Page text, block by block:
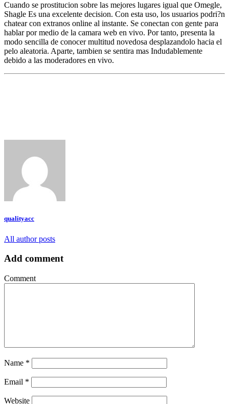
Cuando se prostitucion sobre las mejores lugares igual que Omegle,
Shagle Es una excelente decision. Con esta uso, los usuarios podri?n
chatear con extranos online al instante. Se conectan con gente para
hablar por medio de la camara web en vivo. Por tanto, presenta la
modo sencilla de conocer multitud novedosa desplazandolo hacia el
pelo aleatoria. Aparte, tambien se sentira mas Indudablemente
debido a las moderadores en vivo.
qualityacc
All author posts
Add comment
Comment
Name *
Email *
Website